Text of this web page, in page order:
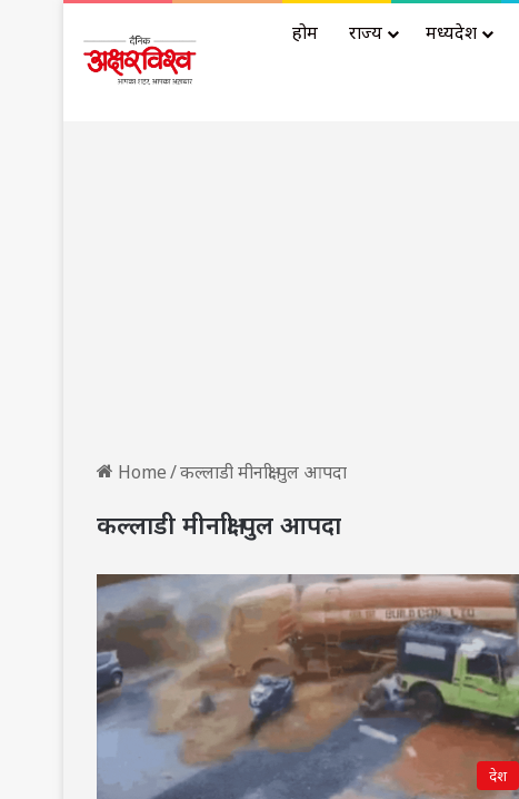
होम राज्य मध्यप्रदेश
Home/कल्लाडी मीनाक्षी पुल आपदा
कल्लाडी मीनाक्षी पुल आपदा
देश